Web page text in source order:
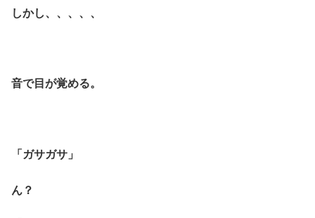
しかし、、、、、
音で目が覚める。
「ガサガサ」
ん？